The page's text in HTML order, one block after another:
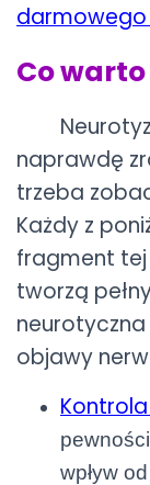
Co
naprawdę
trzeba
Każdy z
fragment tej
tworzą
neurotyczna
objawy
wpływ